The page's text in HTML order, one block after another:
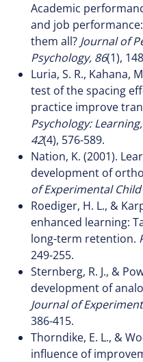
Academic
and job
them all? Journal of
Psychology, 86(1),
Luria, S. R., Kahana,
test of the spacing
practice improve
Psychology:
42(4), 576-589.
Nation, K. (2001).
development of
of Experimental
Roediger, H. L., &
enhanced learning:
long-term retention.
249-255.
Sternberg, R. J., &
development of
Journal of
386-415.
Thorndike, E. L., &
influence of